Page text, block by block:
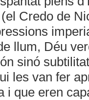
Credo de
llum, Déu
sinó
les van fer
i que eren